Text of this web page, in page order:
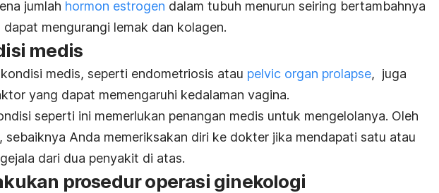
jumlah hormon estrogen dalam tubuh menurun seiring bertambahnya
dapat mengurangi lemak dan kolagen.
medis
medis, seperti endometriosis atau pelvic organ prolapse, juga
yang dapat memengaruhi kedalaman vagina.
seperti ini memerlukan penangan medis untuk mengelolanya. Oleh
sebaiknya Anda memeriksakan diri ke dokter jika mendapati satu atau
dari dua penyakit di atas.
prosedur operasi ginekologi